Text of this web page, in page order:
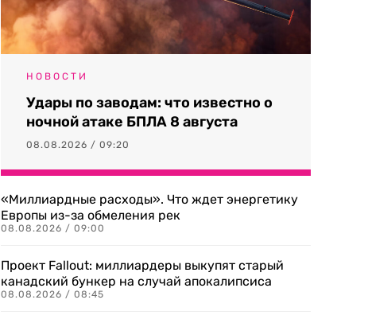
НОВОСТИ
Удары по заводам: что известно о
ночной атаке БПЛА 8 августа
08.08.2026 / 09:20
«Миллиардные расходы». Что ждет энергетику
Европы из-за обмеления рек
08.08.2026 / 09:00
Проект Fallout: миллиардеры выкупят старый
канадский бункер на случай апокалипсиса
08.08.2026 / 08:45